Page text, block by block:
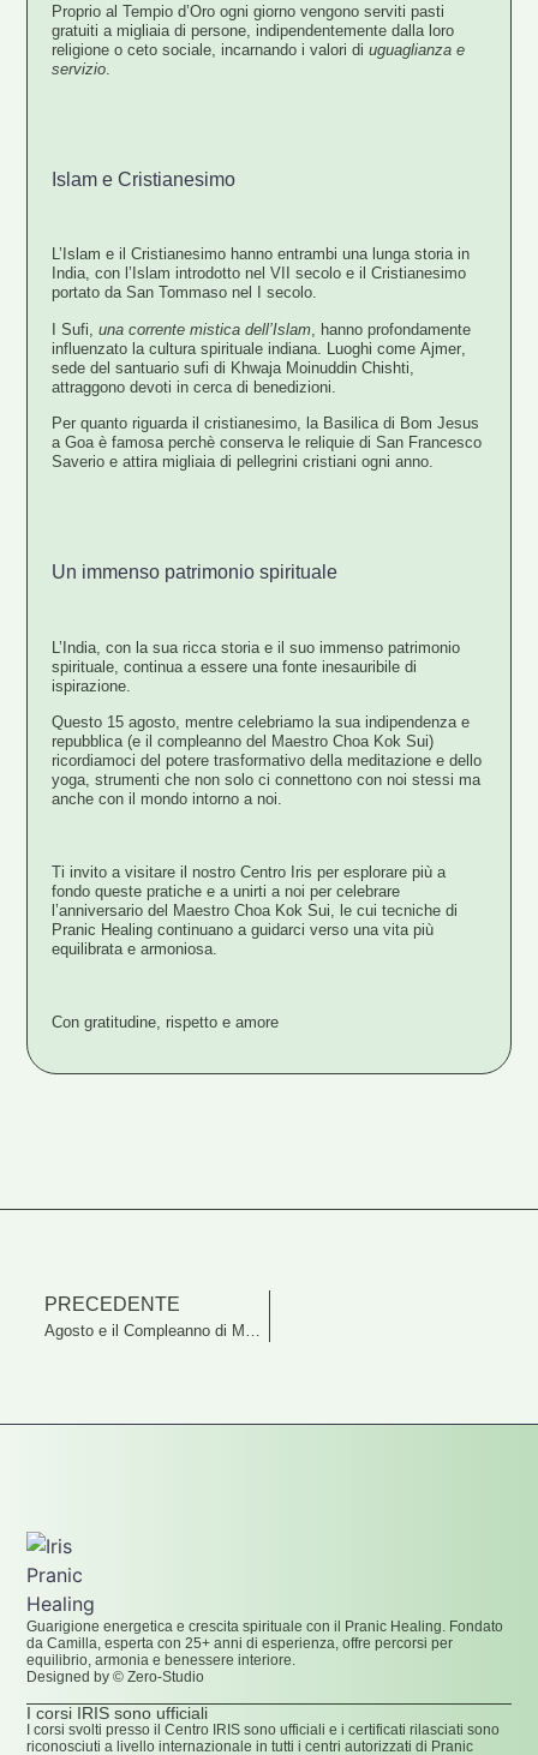
Proprio al Tempio d’Oro ogni giorno vengono serviti pasti
gratuiti a migliaia di persone, indipendentemente dalla loro
religione o ceto sociale, incarnando i valori diuguaglianza e
servizio
Islam e Cristianesimo
L’Islam e il Cristianesimo hanno entrambi una lunga storia in
India, con l’Islam introdotto nel VII secolo e il Cristianesimo
portato da San Tommaso nel I secolo.
ISufi ,una corrente mistica dell’Islam , hanno profondamente
influenzato la cultura spirituale indiana. Luoghi comeAjmer
sede del santuario sufi di Khwaja Moinuddin Chishti,
attraggono devoti in cerca di benedizioni.
Per quanto riguarda il cristianesimo, la Basilica di Bom Jesus
aGoaè famosa perchè conserva le reliquie di San Francesco
Saverio e attira migliaia di pellegrini cristiani ogni anno.
Un immenso patrimonio spirituale
L’India, con la sua ricca storia e il suo immenso patrimonio
spirituale, continua a essere una fonte inesauribile di
ispirazione.
Questo 15 agosto, mentre celebriamo la sua indipendenza e
repubblica (e il compleanno del Maestro Choa Kok Sui)
ricordiamoci del potere trasformativo della meditazione e dello
yoga,strumenti che non solo ci connettono con noi stessi ma
anche con il mondo intorno a noi.
Ti invito a visitare il nostro Centro Iris per esplorare più a
fondo queste pratiche e a unirti a noi per celebrare
l’anniversario del Maestro Choa Kok Sui, le cui tecniche di
Pranic Healing continuano a guidarci verso una vita più
equilibrata e armoniosa.
Con gratitudine, rispetto e amore
PRECEDENTE
Agosto e il Compleanno di Master Choa Kok Sui
Guarigione energetica e crescita spirituale con il Pranic Healing. Fondato
da Camilla, esperta con 25+ anni di esperienza, offre percorsi per
equilibrio, armonia e benessere interiore.
Designed by © Zero-Studio
I corsi IRIS sono ufficiali
I corsi svolti presso il Centro IRIS sono ufficiali e i certificati rilasciati sono
riconosciuti a livello internazionale in tutti i centri autorizzati di Pranic